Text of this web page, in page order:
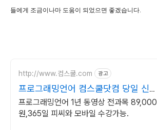
들에게 조금이나마 도움이 되었으면 좋겠습니다.
http://www.컴스쿨.com 광고
프로그래밍언어 컴스쿨닷컴 당일 신청
&결제시 기프티콘!
프로그래밍언어 1년 동영상 전과목 89,000
원,365일 피씨와 모바일 수강가능.